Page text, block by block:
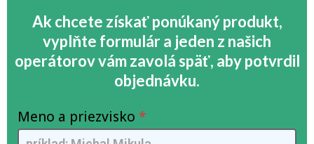
Ak chcete získať ponúkaný produkt,
vyplňte formulár a jeden z našich
operátorov vám zavolá späť, aby potvrdil
objednávku.
cesoie
-
Meno a priezvisko *
S
e